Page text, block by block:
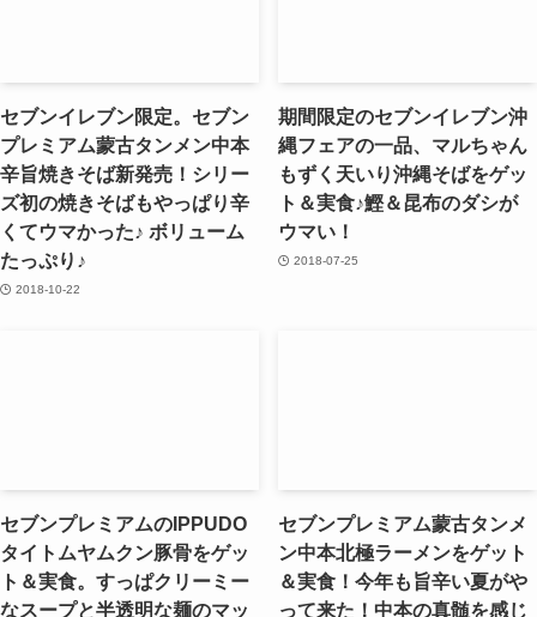
セブンイレブン限定。セブン
プレミアム蒙古タンメン中本
辛旨焼きそば新発売！シリー
ズ初の焼きそばもやっぱり辛
くてウマかった♪ ボリューム
たっぷり♪
2018-10-22
期間限定のセブンイレブン沖
縄フェアの一品、マルちゃん
もずく天いり沖縄そばをゲッ
ト＆実食♪鰹＆昆布のダシが
ウマい！
2018-07-25
セブンプレミアムのIPPUDO
タイトムヤムクン豚骨をゲッ
ト＆実食。すっぱクリーミー
なスープと半透明な麺のマッ
セブンプレミアム蒙古タンメ
ン中本北極ラーメンをゲット
＆実食！今年も旨辛い夏がや
って来た！中本の真髄を感じ